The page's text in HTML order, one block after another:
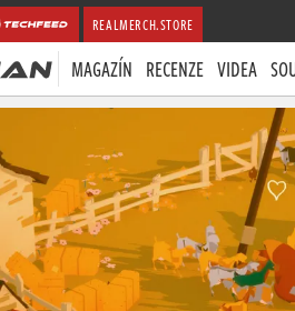
REALMERCH.STORE
MAGAZÍN RECENZE VIDEA